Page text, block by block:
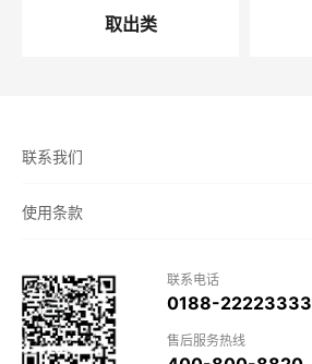
取出类
联系我们
使用条款
联系电话
0188-22223333
售后服务热线